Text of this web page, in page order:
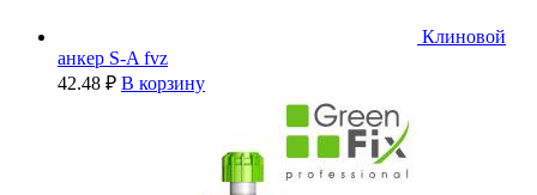
Клиновой
анкер S-A fvz
42.48 ₽ В корзину